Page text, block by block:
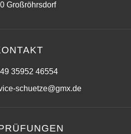
Großröhrsdorf
35952 46554
schuetze@gmx.de